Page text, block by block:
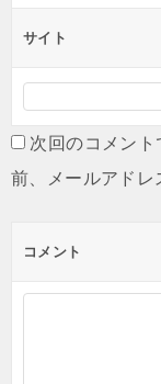
サイト
次回のコメン
前、メールアドレ
コメント